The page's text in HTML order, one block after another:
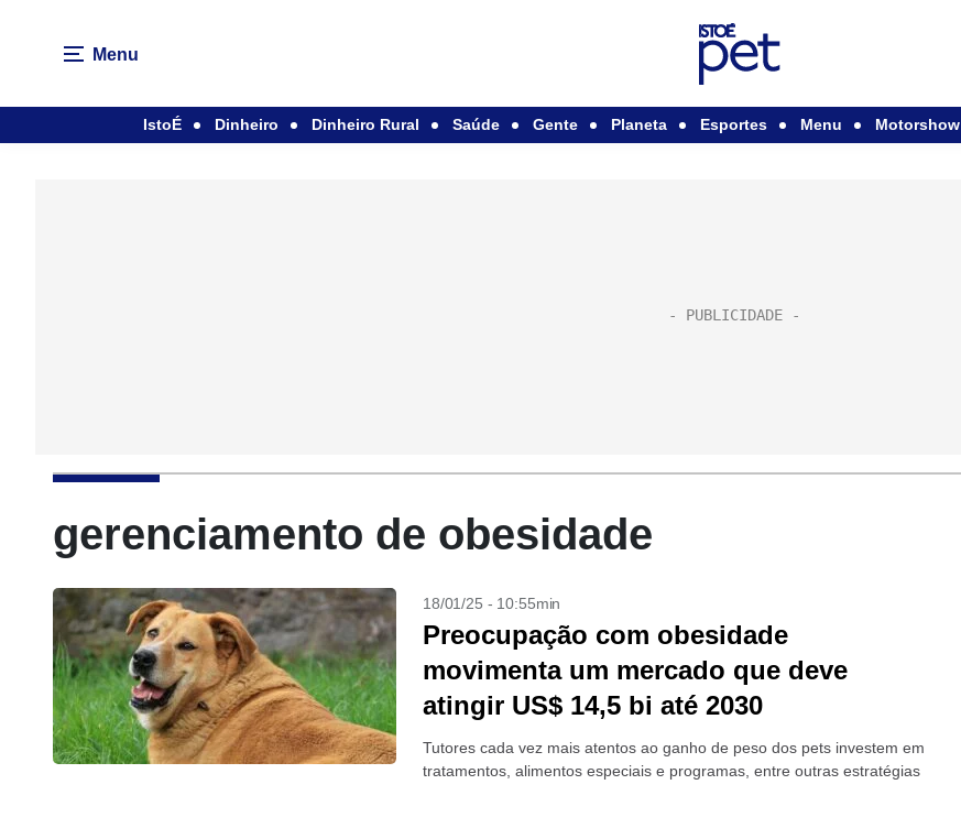
Menu
IstoÉ Dinheiro Dinheiro Rural Saúde Gente Planeta Esportes Menu Motorshow
gerenciamento de obesidade
18/01/25 - 10:55min
Preocupação com obesidade
movimenta um mercado que deve
atingir US$ 14,5 bi até 2030
Tutores cada vez mais atentos ao ganho de peso dos pets investem em
tratamentos, alimentos especiais e programas, entre outras estratégias